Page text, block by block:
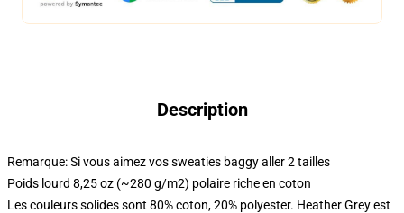
Description
Remarque: Si vous aimez vos sweaties baggy aller 2 tailles
Poids lourd 8,25 oz (~280 g/m2) polaire riche en coton
Les couleurs solides sont 80% coton, 20% polyester. Heather Grey est